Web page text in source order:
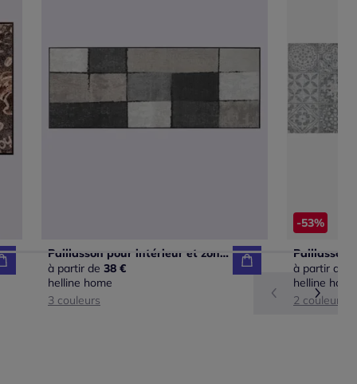
Paillasson pour intérieur et zone extérieure couverte
à partir de 38 €
helline home
3 couleurs
-53%
Paillasson
à partir de
helline home
2 couleurs